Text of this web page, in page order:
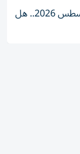
سعر الذهب في مصر اليوم الخميس 6 أغسطس 2026.. هل